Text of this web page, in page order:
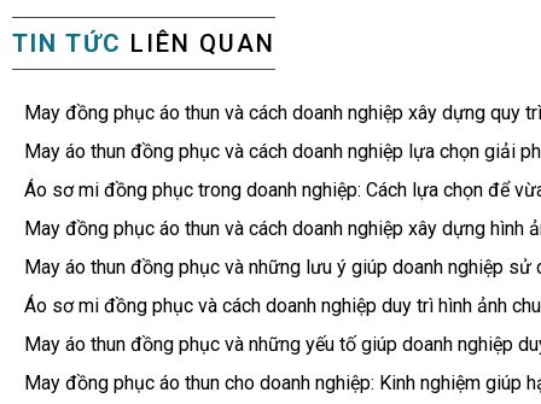
TIN TỨC LIÊN QUAN
May đồng phục áo thun và cách doanh nghiệp xây dựng quy
May áo thun đồng phục và cách doanh nghiệp lựa chọn giải
Áo sơ mi đồng phục trong doanh nghiệp: Cách lựa chọn để
May đồng phục áo thun và cách doanh nghiệp xây dựng hình
May áo thun đồng phục và những lưu ý giúp doanh nghiệp sử
Áo sơ mi đồng phục và cách doanh nghiệp duy trì hình ảnh
May áo thun đồng phục và những yếu tố giúp doanh nghiệp
May đồng phục áo thun cho doanh nghiệp: Kinh nghiệm giúp